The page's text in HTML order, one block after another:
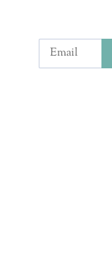
Email